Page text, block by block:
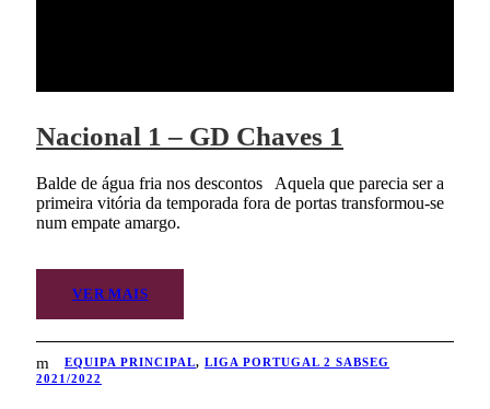
Nacional 1 – GD Chaves 1
Balde de água fria nos descontos Aquela que parecia ser a
primeira vitória da temporada fora de portas transformou-se
num empate amargo.
VER MAIS
EQUIPA PRINCIPAL, LIGA PORTUGAL 2 SABSEG
2021/2022